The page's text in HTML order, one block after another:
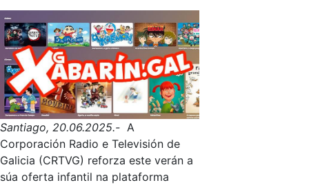
Santiago, 20.06.2025.- A
Corporación Radio e Televisión de
Galicia (CRTVG) reforza este verán a
súa oferta infantil na plataforma